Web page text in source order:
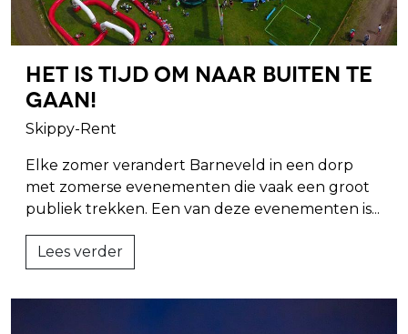
Het is tijd om Naar Buiten te
gaan!
Skippy-Rent
Elke zomer verandert Barneveld in een dorp
met zomerse evenementen die vaak een groot
publiek trekken. Een van deze evenementen is...
Lees verder